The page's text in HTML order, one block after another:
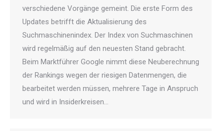
verschiedene Vorgänge gemeint. Die erste Form des
Updates betrifft die Aktualisierung des
Suchmaschinenindex. Der Index von Suchmaschinen
wird regelmäßig auf den neuesten Stand gebracht.
Beim Marktführer Google nimmt diese Neuberechnung
der Rankings wegen der riesigen Datenmengen, die
bearbeitet werden müssen, mehrere Tage in Anspruch
und wird in Insiderkreisen…